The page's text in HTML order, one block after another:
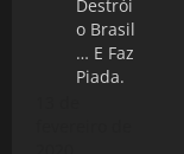
Destrói
o Brasil
… E Faz
Piada.